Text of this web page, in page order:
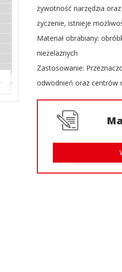
żywotność narzędzia
życzenie, istnieje
Materiał obrabiany:
nieżelaznych
Zastosowanie:
odwodnień oraz centrów